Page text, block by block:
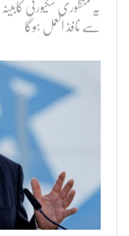
یہ منظوری سکیورٹی
سے نافذ العمل ہوگا